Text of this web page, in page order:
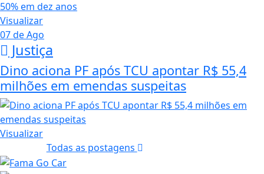
Visualizar
07 de Ago
Justiça
Dino aciona PF após TCU apontar R$ 55,4
milhões em emendas suspeitas
Visualizar
Todas as postagens